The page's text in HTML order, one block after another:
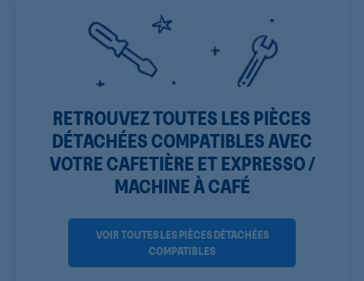
RETROUVEZ TOUTES LES PIÈCES
DÉTACHÉES COMPATIBLES AVEC
VOTRE CAFETIÈRE ET EXPRESSO /
MACHINE À CAFÉ
VOIR TOUTES LES PIÈCES DÉTACHÉES
COMPATIBLES